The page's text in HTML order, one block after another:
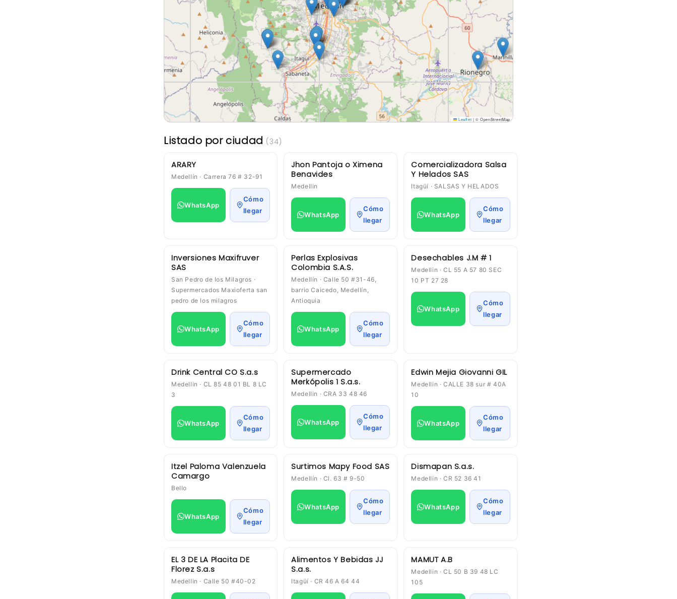
Leaflet | © OpenStreetMap
Listado por ciudad (34)
ARARY
Medellín · Carrera 76 # 32-91
WhatsApp
Cómo
llegar
Jhon Pantoja o Ximena
Benavides
Medellin
WhatsApp
Cómo
llegar
Comercializadora Salsa
Y Helados SAS
Itagüí · SALSAS Y HELADOS
WhatsApp
Cómo
llegar
Inversiones Maxifruver
SAS
San Pedro de los Milagros ·
Supermercados Maxioferta san
pedro de los milagros
WhatsApp
Cómo
llegar
Perlas Explosivas
Colombia S.A.S.
Medellín · Calle 50 #31-46,
barrio Caicedo, Medellín,
Antioquia
WhatsApp
Cómo
llegar
Desechables J.M # 1
Medellin · CL 55 A 57 80 SEC
10 PT 27 28
WhatsApp
Cómo
llegar
Drink Central CO S.a.s
Medellin · CL 85 48 01 BL 8 LC
3
WhatsApp
Cómo
llegar
Supermercado
Merkópolis 1 S.a.s.
Medellin · CRA 33 48 46
WhatsApp
Cómo
llegar
Edwin Mejia Giovanni GIL
Medellin · CALLE 38 sur # 40A
10
WhatsApp
Cómo
llegar
Itzel Paloma Valenzuela
Camargo
Bello
WhatsApp
Cómo
llegar
Surtimos Mapy Food SAS
Medellín · Cl. 63 # 9-50
WhatsApp
Cómo
llegar
Dismapan S.a.s.
Medellin · CR 52 36 41
WhatsApp
Cómo
llegar
EL 3 DE LA Placita DE
Florez S.a.s
Medellin · Calle 50 #40-02
Alimentos Y Bebidas JJ
S.a.s.
Itagüí · CR 46 A 64 44
MAMUT A.B
Medellin · CL 50 B 39 48 LC
105